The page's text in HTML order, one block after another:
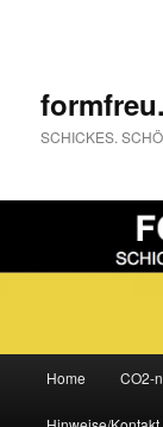
SCHICKES.
Skip
Home CO2-